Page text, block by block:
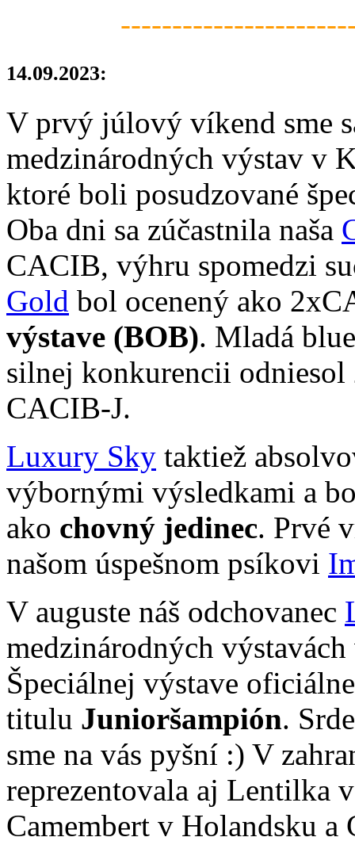
14.09.2023:
V prvý júlový víkend sme
medzinárodných výstav v
ktoré boli posudzované
Oba dni sa zúčastnila naša
CACIB, výhru spomedzi
Gold bol ocenený ako
výstave (BOB). Mladá
silnej konkurencii
CACIB-J.
Luxury Sky taktiež
výbornými výsledkami a
ako chovný jedinec. Prvé
našom úspešnom psíkovi
V auguste náš odchovanec
medzinárodných
Špeciálnej výstave
titulu Junioršampión.
sme na vás pyšní :) V
reprezentovala aj Lentilka
Camembert v Holandsku